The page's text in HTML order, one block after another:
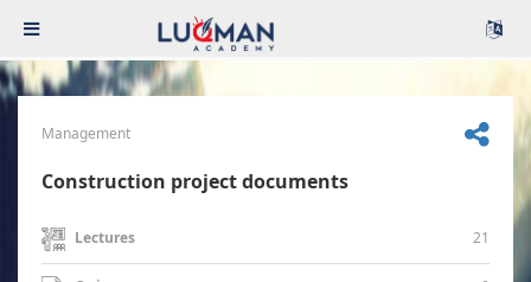
Management
Construction project documents
Lectures 21